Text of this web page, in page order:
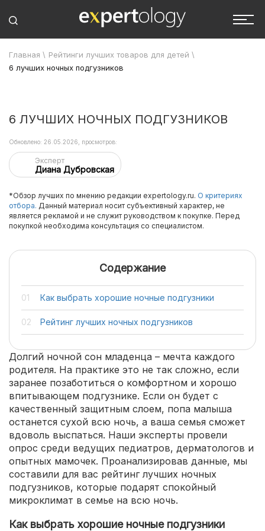
Главная \ Рейтинги лучших товаров для детей \
6 лучших ночных подгузников
6 ЛУЧШИХ НОЧНЫХ ПОДГУЗНИКОВ
Эксперт
Диана Дубровская
Обновлено: 26.05.2026, просмотров:
*Обзор лучших по мнению редакции expertology.ru. О критериях
отбора. Данный материал носит субъективный характер, не
является рекламой и не служит руководством к покупке. Перед
покупкой необходима консультация со специалистом.
Содержание
Как выбрать хорошие ночные подгузники
Рейтинг лучших ночных подгузников
Долгий ночной сон младенца – мечта каждого
родителя. На практике это не так сложно, если
заранее позаботиться о комфортном и хорошо
впитывающем подгузнике. Если он будет с
качественный защитным слоем, попа малыша
останется сухой всю ночь, а ваша семья сможет
вдоволь выспаться. Наши эксперты провели
опрос среди ведущих педиатров, дерматологов и
опытных мамочек. Проанализировав данные, мы
составили для вас рейтинг лучших ночных
подгузников, которые подарят спокойный
микроклимат в семье на всю ночь.
Как выбрать хорошие ночные подгузники